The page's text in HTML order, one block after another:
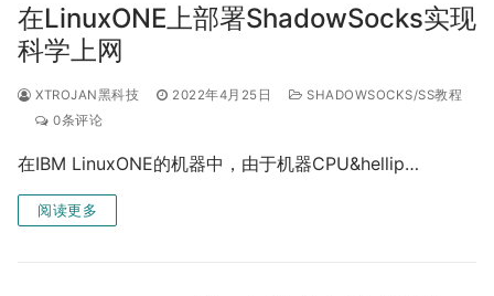
在LinuxONE上部署ShadowSocks实现
科学上网
XTROJAN黑科技 2022年4月25日
SHADOWSOCKS/SS教程
0条评论
在IBM LinuxONE的机器中，由于机器CPU&hellip…
阅读更多